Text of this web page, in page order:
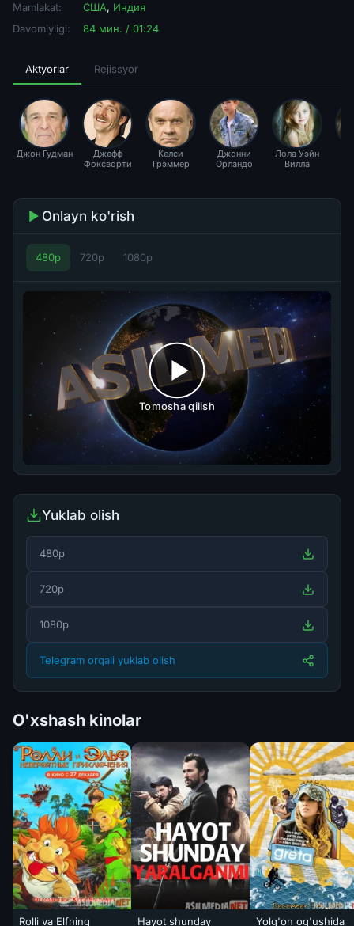
Mamlakat:
США, Индия
Davomiyligi:
84 мин. / 01:24
Aktyorlar Rejissyor
Джон Гудман
Джефф
Фоксворти
Келси
Грэммер
Джонни
Орландо
Лола Уэйн
Вилла
Onlayn ko'rish
480p 720p 1080p
Tomosha qilish
Yuklab olish
480p
720p
1080p
Telegram orqali yuklab olish
O'xshash kinolar
Rolli va Elfning
Hayot shunday
Yolg'on og'ushida